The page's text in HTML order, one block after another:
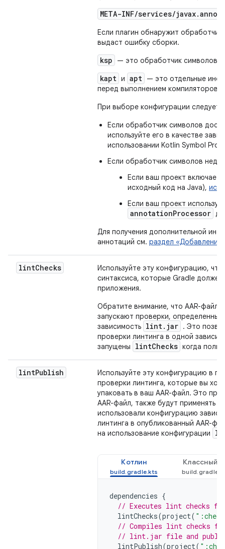
META-INF/services/
Если плагин обнаружит
выдаст ошибку сборки.
ksp — это обработчик символов
kapt и apt — это отдельные
перед выполнением компиляторов
При выборе конфигурации следует
Если обработчик символов
используйте его в качестве
использовании Kotlin Symbol
Если обработчик символов
Если ваш проект включает
исходный код на Java),
Если ваш проект
annotationProcessor
Для получения дополнительной
аннотаций см. раздел «Добавление
lintChecks
Используйте эту конфигурацию,
синтаксиса, которые Gradle
приложения.
Обратите внимание, что AAR-
запускают проверки,
зависимость lint.jar . Это
проверки линтинга в одной
запущены
lintChecks когда
lintPublish
Используйте эту конфигурацию в
проверки линтинга, которые вы
упаковать в ваш AAR-файл. Это
AAR-файл, также будут применять
использовали конфигурацию
линтинга в опубликованный AAR-
на использование конфигурации
Котлин Классный
dependencies {
// Executes lint checks
lintChecks(project(
// Compiles lint checks
// lint.jar file and
lintPublish(project(